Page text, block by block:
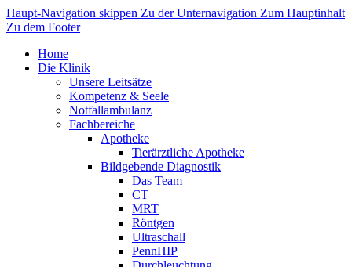
Haupt-Navigation skippen Zu der Unternavigation Zum Hauptinhalt
Zu dem Footer
Home
Die Klinik
Unsere Leitsätze
Kompetenz & Seele
Notfallambulanz
Fachbereiche
Apotheke
Tierärztliche Apotheke
Bildgebende Diagnostik
Das Team
CT
MRT
Röntgen
Ultraschall
PennHIP